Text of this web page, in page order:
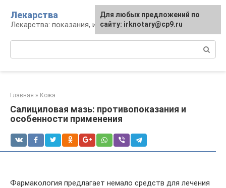
контенту
Лекарства
Лекарства: показания, инструкция, аналоги
Главная » Кожа
Салициловая мазь: противопоказания и
особенности применения
Фармакология предлагает немало средств для лечения
Для любых предложений по
сайту: irknotary@cp9.ru